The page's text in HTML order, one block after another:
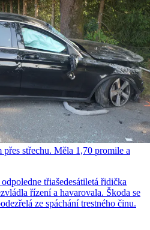
přes střechu. Měla 1,70 promile a
třiašedesátiletá řidička
řízení a havarovala. Škoda se
ze spáchání trestného činu.